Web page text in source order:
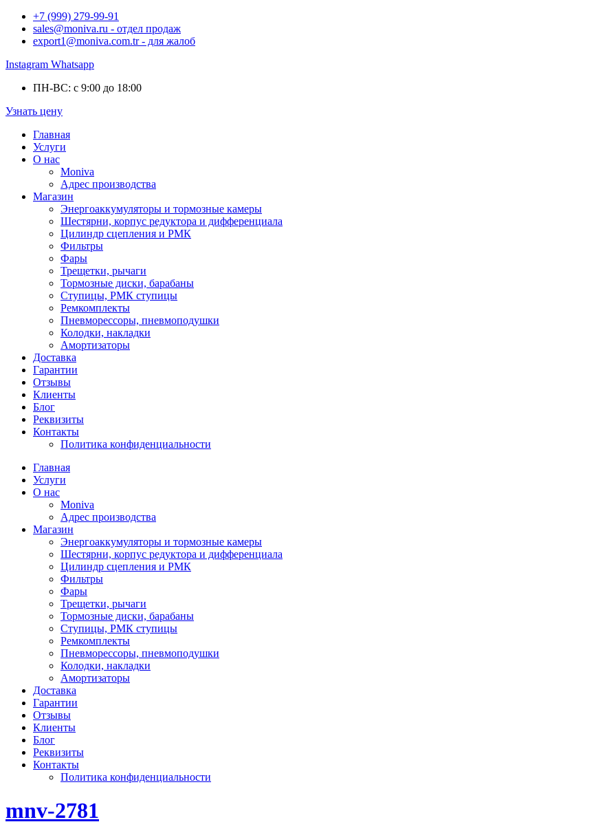
+7 (999) 279-99-91
sales@moniva.ru - отдел продаж
export1@moniva.com.tr - для жалоб
Instagram Whatsapp
ПН-ВС: с 9:00 до 18:00
Узнать цену
Главная
Услуги
О нас
Moniva
Адрес производства
Магазин
Энергоаккумуляторы и тормозные камеры
Шестярни, корпус редуктора и дифференциала
Цилиндр сцепления и РМК
Фильтры
Фары
Трещетки, рычаги
Тормозные диски, барабаны
Ступицы, РМК ступицы
Ремкомплекты
Пневморессоры, пневмоподушки
Колодки, накладки
Амортизаторы
Доставка
Гарантии
Отзывы
Клиенты
Блог
Реквизиты
Контакты
Политика конфиденциальности
Главная
Услуги
О нас
Moniva
Адрес производства
Магазин
Энергоаккумуляторы и тормозные камеры
Шестярни, корпус редуктора и дифференциала
Цилиндр сцепления и РМК
Фильтры
Фары
Трещетки, рычаги
Тормозные диски, барабаны
Ступицы, РМК ступицы
Ремкомплекты
Пневморессоры, пневмоподушки
Колодки, накладки
Амортизаторы
Доставка
Гарантии
Отзывы
Клиенты
Блог
Реквизиты
Контакты
Политика конфиденциальности
mnv-2781